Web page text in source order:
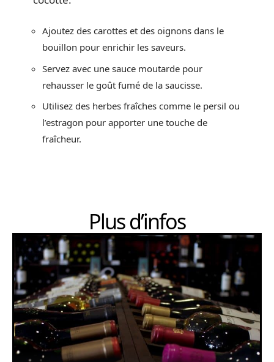
Ajoutez des carottes et des oignons dans le
bouillon pour enrichir les saveurs.
Servez avec une sauce moutarde pour
rehausser le goût fumé de la saucisse.
Utilisez des herbes fraîches comme le persil ou
l’estragon pour apporter une touche de
fraîcheur.
Plus d’infos